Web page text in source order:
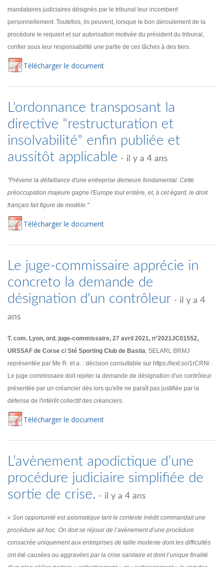
mandataires judiciaires désignés par le tribunal leur incombent
personnellement. Toutefois, ils peuvent, lorsque le bon déroulement de la
procédure le requiert et sur autorisation motivée du président du tribunal,
confier sous leur responsabilité une partie de ces tâches à des tiers.
Télécharger le document
L'ordonnance transposant la
directive "restructuration et
insolvabilité" enfin publiée et
aussitôt applicable - il y a 4 ans
"Prévenir la défaillance d'une entreprise demeure fondamental. Cette
préoccupation majeure gagne l'Europe tout entière, et, à cet égard, le droit
français fait figure de modèle."
Télécharger le document
Le juge-commissaire apprécie in
concreto la demande de
désignation d'un contrôleur - il y a 4
ans
T. com. Lyon, ord. juge-commissaire, 27 avril 2021, n°2021JC01552,
URSSAF de Corse c/ Sté Sporting Club de Bastia, SELARL BRMJ
représentée par Me R. et a. : décision consultable sur https://lext.so/1rCRNi :
Le juge commissaire doit rejeter la demande de désignation d'un contrôleur
présentée par un créancier dès lors qu'elle ne paraît pas justifiée par la
défense de l'intérêt collectif des créanciers.
Télécharger le document
L’avènement apodictique d’une
procédure judiciaire simplifiée de
sortie de crise. - il y a 4 ans
« Son opportunité est axiomatique tant le contexte inédit commandait une
procédure ad hoc. On doit se réjouir de l’avènement d’une procédure
consacrée uniquement aux entreprises de taille modeste dont les difficultés
ont été causées ou aggravées par la crise sanitaire et dont l’unique finalité